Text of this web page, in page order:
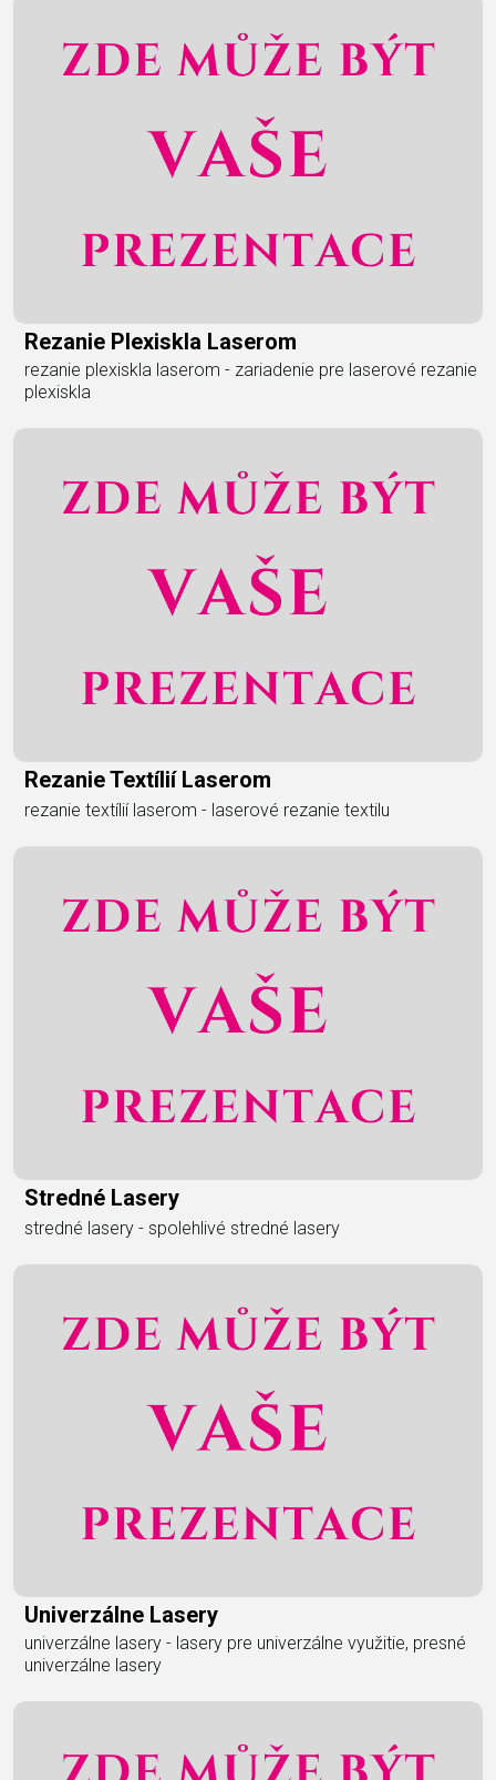
Rezanie Plexiskla Laserom
rezanie plexiskla laserom - zariadenie pre laserové rezanie
plexiskla
Rezanie Textílií Laserom
rezanie textílií laserom - laserové rezanie textilu
Stredné Lasery
stredné lasery - spolehlivé stredné lasery
Univerzálne Lasery
univerzálne lasery - lasery pre univerzálne využitie, presné
univerzálne lasery